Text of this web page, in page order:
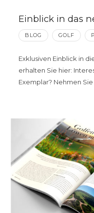
Einblick in das
BLOG GOLF
Exklusiven Einblick in
erhalten Sie hier:
Exemplar? Nehmen